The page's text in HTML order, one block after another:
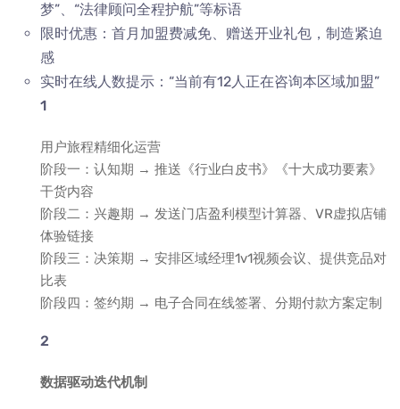
梦”、“法律顾问全程护航”等标语
限时优惠：首月加盟费减免、赠送开业礼包，制造紧迫
感
实时在线人数提示：“当前有12人正在咨询本区域加盟”
用户旅程精细化运营
阶段一：认知期 → 推送《行业白皮书》《十大成功要素》
干货内容
阶段二：兴趣期 → 发送门店盈利模型计算器、VR虚拟店铺
体验链接
阶段三：决策期 → 安排区域经理1v1视频会议、提供竞品对
比表
阶段四：签约期 → 电子合同在线签署、分期付款方案定制
数据驱动迭代机制